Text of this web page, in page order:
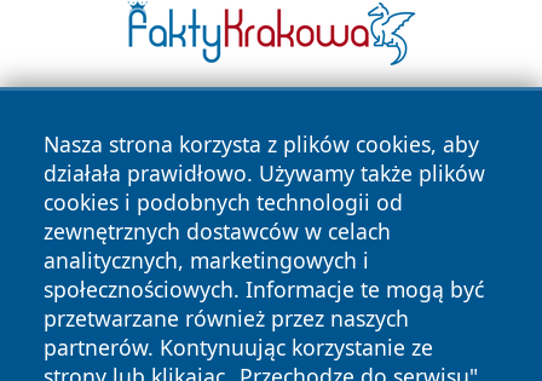
Nasza strona korzysta z plików cookies, aby
działała prawidłowo. Używamy także plików
cookies i podobnych technologii od
zewnętrznych dostawców w celach
analitycznych, marketingowych i
społecznościowych. Informacje te mogą być
przetwarzane również przez naszych
partnerów. Kontynuując korzystanie ze
Copyright © 2026 faktybytom.pl Wszystkie prawa zastrzeżone.
News Autorzy
Polityka
Polityka